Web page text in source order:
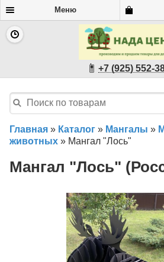
Меню
+7 (925) 552-
Главная » Каталог » Мангалы »
животных » Мангал "Лось"
Мангал "Лось"